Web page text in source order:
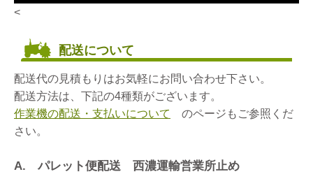
<
配送について
配送代の見積もりはお気軽にお問い合わせ下さい。
配送方法は、下記の4種類がございます。
作業機の配送・支払いについて
のページもご参照くだ
さい。
A. パレット便配送 西濃運輸営業所止め